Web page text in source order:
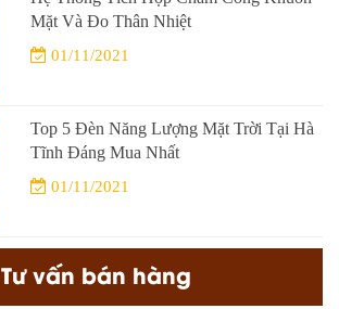
Mặt Và Đo Thân Nhiệt
01/11/2021
Top 5 Đèn Năng Lượng Mặt Trời Tại Hà
Tĩnh Đáng Mua Nhất
01/11/2021
Tư vấn bán hàng